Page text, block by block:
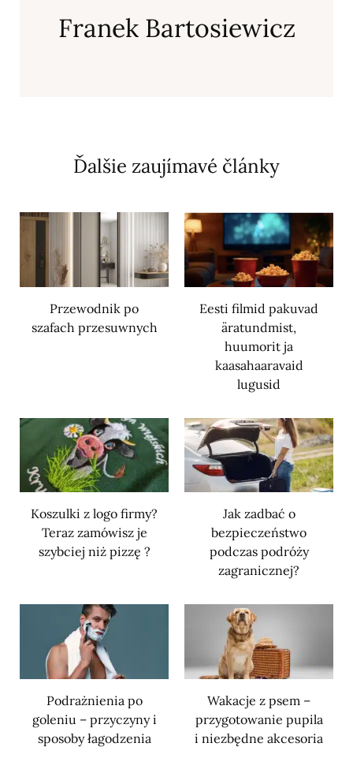
Franek Bartosiewicz
Ďalšie zaujímavé články
Przewodnik po
szafach przesuwnych
Eesti filmid pakuvad
äratundmist,
huumorit ja
kaasahaaravaid
lugusid
Koszulki z logo firmy?
Teraz zamówisz je
szybciej niż pizzę ?
Jak zadbać o
bezpieczeństwo
podczas podróży
zagranicznej?
Podrażnienia po
goleniu – przyczyny i
sposoby łagodzenia
Wakacje z psem –
przygotowanie pupila
i niezbędne akcesoria